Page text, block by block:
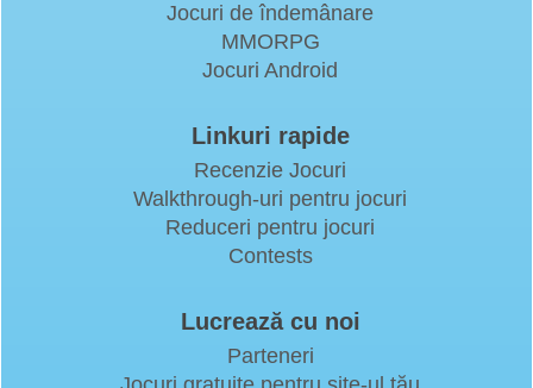
Jocuri de îndemânare
MMORPG
Jocuri Android
Linkuri rapide
Recenzie Jocuri
Walkthrough-uri pentru jocuri
Reduceri pentru jocuri
Contests
Lucrează cu noi
Parteneri